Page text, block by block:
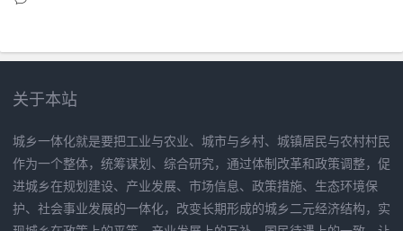
关于本站
城乡一体化就是要把工业与农业、城市与乡村、城镇居民与农村村民
作为一个整体，统筹谋划、综合研究，通过体制改革和政策调整，促
进城乡在规划建设、产业发展、市场信息、政策措施、生态环境保
护、社会事业发展的一体化，改变长期形成的城乡二元经济结构，实